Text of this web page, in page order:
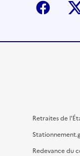
Retraites de
Redevance du